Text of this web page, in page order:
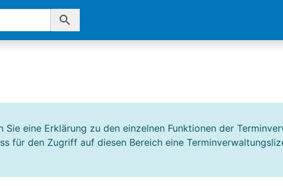
search
Sie eine Erklärung zu den einzelnen Funktionen der
für den Zugriff auf diesen Bereich eine